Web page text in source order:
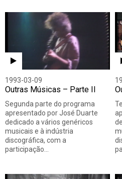
1993-03-09
Outras Músicas – Parte II
Segunda parte do programa
apresentado por José Duarte
dedicado a vários genéricos
musicais e à indústria
discográfica, com a
participação…